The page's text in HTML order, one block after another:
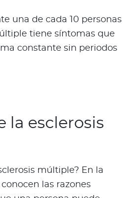
una de cada 10 personas
tiene síntomas que
constante sin periodos
la esclerosis
múltiple? En la
las razones